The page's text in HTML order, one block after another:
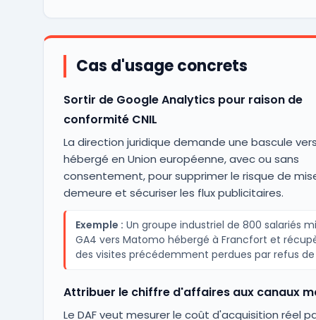
Cas d'usage concrets
Sortir de Google Analytics pour raison de
conformité CNIL
La direction juridique demande une bascule
hébergé en Union européenne, avec ou sans
consentement, pour supprimer le risque de
demeure et sécuriser les flux publicitaires.
Exemple : Un groupe industriel de 800 salariés
GA4 vers Matomo hébergé à Francfort et
des visites précédemment perdues par refus de
Attribuer le chiffre d'affaires aux canaux
Le DAF veut mesurer le coût d'acquisition réel